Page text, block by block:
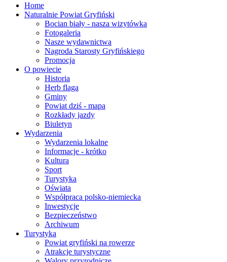
Home
Naturalnie Powiat Gryfiński
Bocian biały - nasza wizytówka
Fotogaleria
Nasze wydawnictwa
Nagroda Starosty Gryfińskiego
Promocja
O powiecie
Historia
Herb flaga
Gminy
Powiat dziś - mapa
Rozkłady jazdy
Biuletyn
Wydarzenia
Wydarzenia lokalne
Informacje - krótko
Kultura
Sport
Turystyka
Oświata
Współpraca polsko-niemiecka
Inwestycje
Bezpieczeństwo
Archiwum
Turystyka
Powiat gryfiński na rowerze
Atrakcje turystyczne